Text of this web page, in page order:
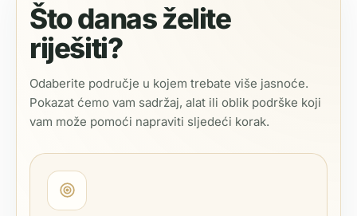
Što danas želite
riješiti?
Odaberite područje u kojem trebate više jasnoće.
Pokazat ćemo vam sadržaj, alat ili oblik podrške koji
vam može pomoći napraviti sljedeći korak.